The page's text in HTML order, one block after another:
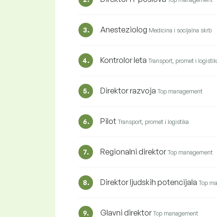
3. Anesteziolog Medicina i socijalna skrb
4. Kontrolor leta Transport, promet i
5. Direktor razvoja Top management
6. Pilot Transport, promet i logistika
7. Regionalni direktor Top management
8. Direktor ljudskih potencijala Top
9. Glavni direktor Top management